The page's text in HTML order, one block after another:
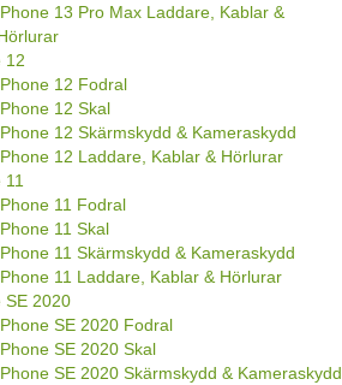
13 Pro Max Laddare, Kablar &
12
12 Fodral
12 Skal
12 Skärmskydd & Kameraskydd
12 Laddare, Kablar & Hörlurar
11 Fodral
11 Skal
11 Skärmskydd & Kameraskydd
11 Laddare, Kablar & Hörlurar
SE 2020
SE 2020 Fodral
SE 2020 Skal
SE 2020 Skärmskydd & Kameraskydd